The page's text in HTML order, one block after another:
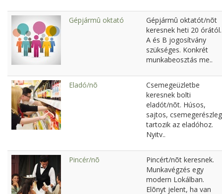
Gépjármû oktató
Gépjármû oktatót/nõt
keresnek heti 20 órától.
A és B jogosítvány
szükséges. Konkrét
munkabeosztás me..
Eladó/nõ
Csemegeüzletbe
keresnek bolti
eladót/nõt. Húsos,
sajtos, csemegerészleg
tartozik az eladóhoz.
Nyitv..
Pincér/nõ
Pincért/nõt keresnek.
Munkavégzés egy
modern Lokálban.
Elõnyt jelent, ha van